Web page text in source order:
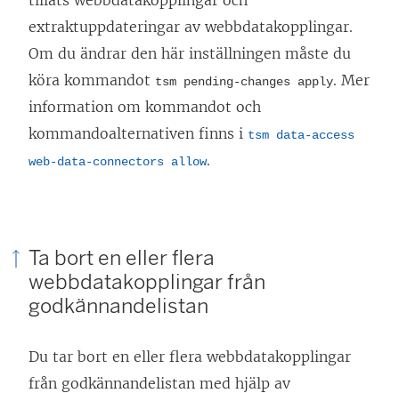
extraktuppdateringar av webbdatakopplingar.
Om du ändrar den här inställningen måste du
köra kommandot tsm pending-changes apply. Mer
information om kommandot och
kommandoalternativen finns i tsm data-access
web-data-connectors allow.
Ta bort en eller flera
webbdatakopplingar från
godkännandelistan
Du tar bort en eller flera webbdatakopplingar
från godkännandelistan med hjälp av